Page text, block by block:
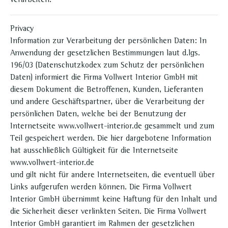
Privacy
Information zur Verarbeitung der persönlichen Daten: In
Anwendung der gesetzlichen Bestimmungen laut d.lgs.
196/03 (Datenschutzkodex zum Schutz der persönlichen
Daten) informiert die Firma Vollwert Interior GmbH mit
diesem Dokument die Betroffenen, Kunden, Lieferanten
und andere Geschäftspartner, über die Verarbeitung der
persönlichen Daten, welche bei der Benutzung der
Internetseite www.vollwert-interior.de gesammelt und zum
Teil gespeichert werden. Die hier dargebotene Information
hat ausschließlich Gültigkeit für die Internetseite
www.vollwert-interior.de
und gilt nicht für andere Internetseiten, die eventuell über
Links aufgerufen werden können. Die Firma Vollwert
Interior GmbH übernimmt keine Haftung für den Inhalt und
die Sicherheit dieser verlinkten Seiten. Die Firma Vollwert
Interior GmbH garantiert im Rahmen der gesetzlichen